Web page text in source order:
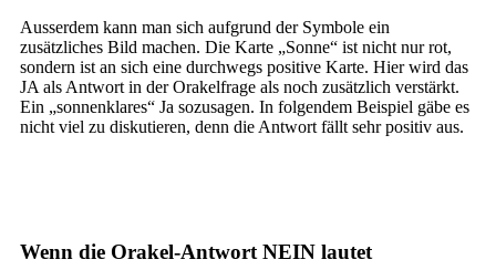
Ausserdem kann man sich aufgrund der Symbole ein
zusätzliches Bild machen. Die Karte „Sonne“ ist nicht nur rot,
sondern ist an sich eine durchwegs positive Karte. Hier wird das
JA als Antwort in der Orakelfrage als noch zusätzlich verstärkt.
Ein „sonnenklares“ Ja sozusagen. In folgendem Beispiel gäbe es
nicht viel zu diskutieren, denn die Antwort fällt sehr positiv aus.
Wenn die Orakel-Antwort NEIN lautet